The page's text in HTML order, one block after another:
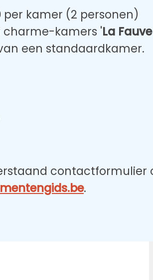
per kamer (2 personen)
charme-kamers 'La
een standaardkamer.
contactformulier
.